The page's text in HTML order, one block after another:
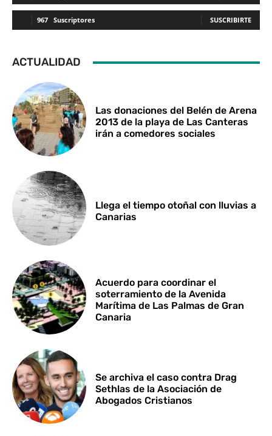
967 Suscriptores SUSCRIBIRTE
ACTUALIDAD
Las donaciones del Belén de Arena
2013 de la playa de Las Canteras
irán a comedores sociales
Llega el tiempo otoñal con lluvias a
Canarias
Acuerdo para coordinar el
soterramiento de la Avenida
Marítima de Las Palmas de Gran
Canaria
Se archiva el caso contra Drag
Sethlas de la Asociación de
Abogados Cristianos